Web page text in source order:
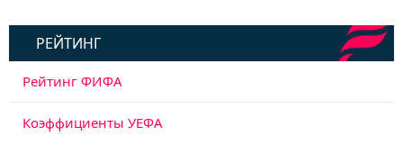
РЕЙТИНГ
Рейтинг ФИФА
Коэффициенты УЕФА